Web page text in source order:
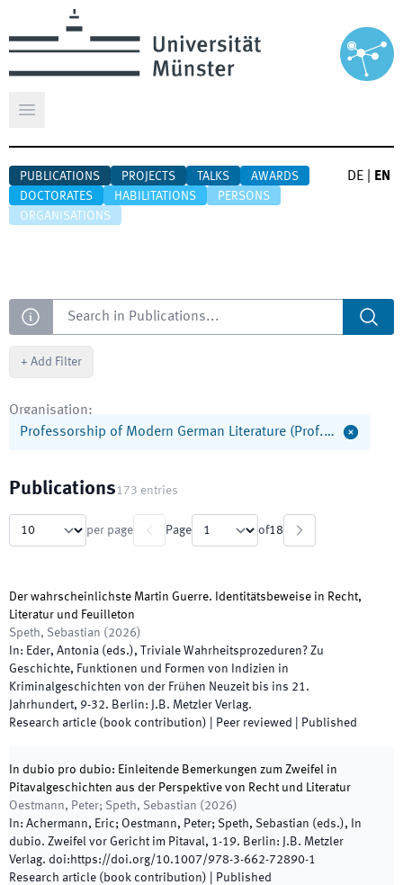
Open main menu
PUBLICATIONS PROJECTS TALKS
AWARDS
DOCTORATES
HABILITATIONS
PERSONS
ORGANISATIONS
DE EN
Search
+ Add Filter
Organisation:
Professorship of Modern German Literature (Prof.…
Publications173 entries
per page Page of18
Der wahrscheinlichste Martin Guerre. Identitätsbeweise in Recht,
Literatur und Feuilleton
Speth, Sebastian ( 2026)
In: Eder, Antonia (eds.),
Triviale Wahrheitsprozeduren? Zu
Geschichte, Funktionen und Formen von Indizien in
Kriminalgeschichten von der Frühen Neuzeit bis ins 21.
Jahrhundert, 9-32. Berlin: J.B. Metzler Verlag.
Research article (book contribution) | Peer reviewed Published
In dubio pro dubio: Einleitende Bemerkungen zum Zweifel in
Pitavalgeschichten aus der Perspektive von Recht und Literatur
Oestmann, Peter; Speth, Sebastian ( 2026)
In: Achermann, Eric; Oestmann, Peter; Speth, Sebastian (eds.),
In
dubio. Zweifel vor Gericht im Pitaval, 1-19. Berlin:
J.B. Metzler
Verlag. doi: https://doi.org/10.1007/978-3-662-72890-1
Research article (book contribution)
Published